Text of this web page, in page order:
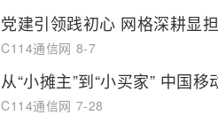
党建引领践初心 网格深耕显
C114通信网 8-7
从“小摊主”到“小买家” 中国
C114通信网 7-28